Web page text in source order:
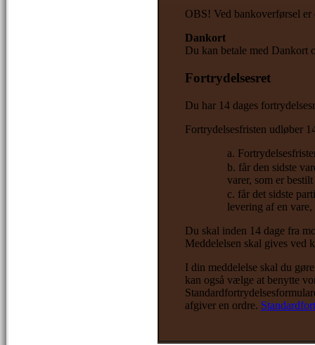
OBS! Ved bankoverførsel
Dankort
Du kan betale med Dankort
Fortrydelsesret
Du har 14 dages
Fortrydelsesfristen udløber
får den sidste
varer, som er
får det sidste
levering af en
Du skal inden 14 dage fra
Meddelelsen skal gives ved
I din meddelelse skal du
kan også vælge at benytte
afgiver en ordre.